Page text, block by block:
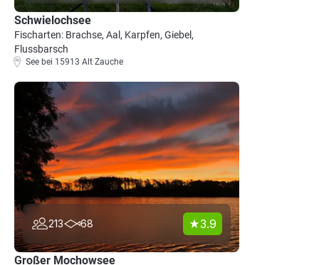
Schwielochsee
Fischarten: Brachse, Aal, Karpfen, Giebel,
Flussbarsch
See bei 15913 Alt Zauche
213 68 3.9
Großer Mochowsee